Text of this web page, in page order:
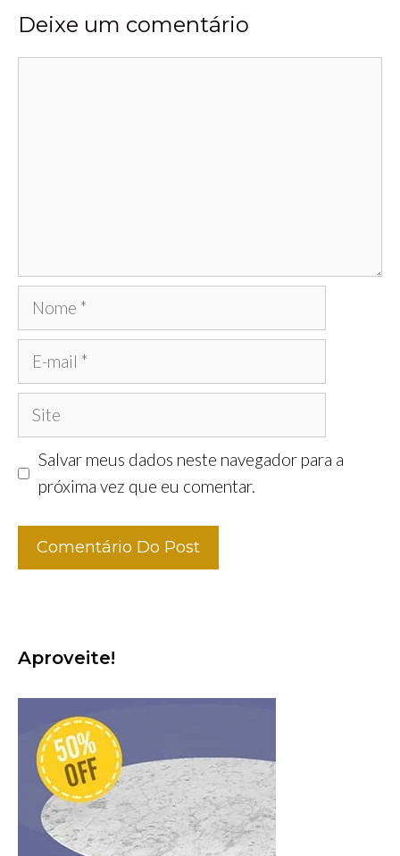
Deixe um comentário
Nome
mail
Site
Salvar meus dados neste navegador para a
próxima vez que eu comentar.
Aproveite!